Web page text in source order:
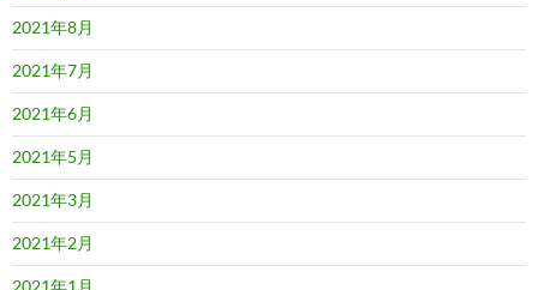
2021年8月
2021年7月
2021年6月
2021年5月
2021年3月
2021年2月
2021年1月